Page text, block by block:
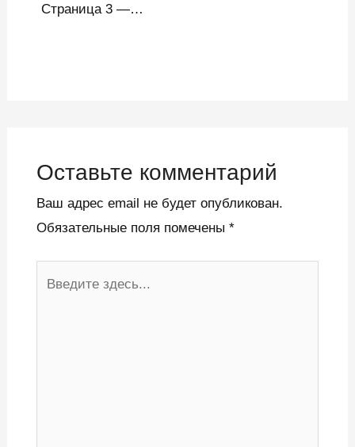
Страница 3 —…
Оставьте комментарий
Ваш адрес email не будет опубликован.
Обязательные поля помечены *